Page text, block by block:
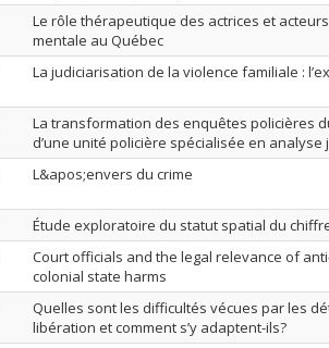
Le rôle thérapeutique des actrices et
mentale au Québec
La judiciarisation de la violence familiale :
La transformation des enquêtes policières
d’une unité policière spécialisée en
L&apos;envers du crime
Étude exploratoire du statut spatial du
Court officials and the legal relevance of
colonial state harms
Quelles sont les difficultés vécues par les
libération et comment s’y adaptent-ils?